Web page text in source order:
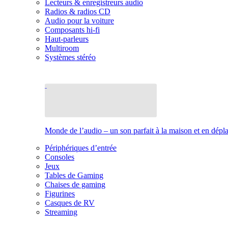
Lecteurs & enregistreurs audio
Radios & radios CD
Audio pour la voiture
Composants hi-fi
Haut-parleurs
Multiroom
Systèmes stéréo
Monde de l’audio – un son parfait à la maison et en
Périphériques d’entrée
Consoles
Jeux
Tables de Gaming
Chaises de gaming
Figurines
Casques de RV
Streaming